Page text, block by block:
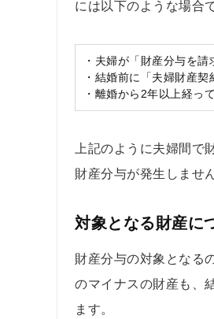
には以下のような場合
・夫婦が「財産分与を
・結婚前に「夫婦財産
・離婚から2年以上経っ
上記のように夫婦間で
財産分与が発生しません
対象となる財産に
財産分与の対象となる
のマイナスの財産も、
ます。